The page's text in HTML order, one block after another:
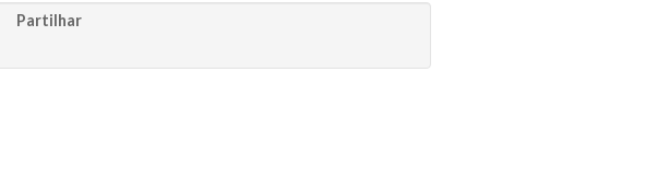
Partilhar